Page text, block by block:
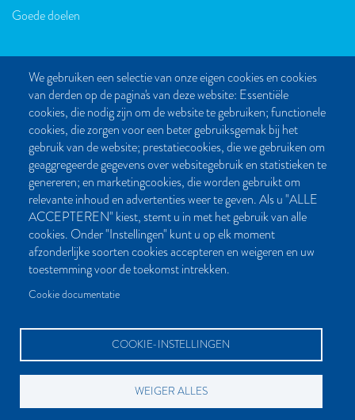
We gebruiken een selectie van onze eigen cookies en cookies
van derden op de pagina's van deze website: Essentiële
cookies, die nodig zijn om de website te gebruiken; functionele
cookies, die zorgen voor een beter gebruiksgemak bij het
gebruik van de website; prestatiecookies, die we gebruiken om
geaggregeerde gegevens over websitegebruik en statistieken te
genereren; en marketingcookies, die worden gebruikt om
relevante inhoud en advertenties weer te geven. Als u "ALLE
ACCEPTEREN" kiest, stemt u in met het gebruik van alle
cookies. Onder "Instellingen" kunt u op elk moment
afzonderlijke soorten cookies accepteren en weigeren en uw
toestemming voor de toekomst intrekken.
Cookie documentatie
COOKIE-INSTELLINGEN
WEIGER ALLES
Goede doelen
CONTACT
Post- en bezoekadres:
Kattegat 32-8
9723 JP Groningen
Nederland
Bellen:
050 851 80 41
Bereikbaar van maandag t/m vrijdag tussen 9.00 en 17.00 uur
info[at]palmslag.nl(algemene vragen)
BETAALMOGELIJKHEDEN